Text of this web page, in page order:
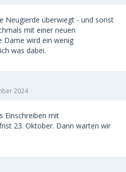
Neugierde überwiegt - und sonst
mit einer neuen
Dame wird ein wenig
was dabei.
2024
Einschreiben mit
23. Oktober. Dann warten wir